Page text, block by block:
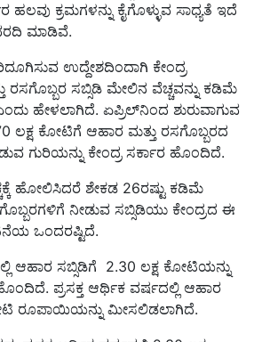
ಹಲವು ಕ್ರಮಗಳನ್ನು ಕೈಗೊಳ್ಳುವ ಸಾಧ್ಯತೆ ಇದೆ
ಮಾಡಿವೆ.
ಉದ್ದೇಶದಿಂದಾಗಿ ಕೇಂದ್ರ
ರಸಗೊಬ್ಬರ ಸಬ್ಸಿಡಿ ಮೇಲಿನ ವೆಚ್ಚವನ್ನು ಕಡಿಮೆ
ಹೇಳಲಾಗಿದೆ. ಏಪ್ರಿಲ್‌ನಿಂದ ಶುರುವಾಗುವ
ಲಕ್ಷ ಕೋಟಿಗೆ ಆಹಾರ ಮತ್ತು ರಸಗೊಬ್ಬರದ
ಗುರಿಯನ್ನು ಕೇಂದ್ರ ಸರ್ಕಾರ ಹೊಂದಿದೆ.
ಹೋಲಿಸಿದರೆ ಶೇಕಡ 26ರಷ್ಟು ಕಡಿಮೆ
ನೀಡುವ ಸಬ್ಸಿಡಿಯು ಕೇಂದ್ರದ ಈ
ಒಂದರಷ್ಟಿದೆ.
ಆಹಾರ ಸಬ್ಸಿಡಿಗೆ 2.30 ಲಕ್ಷ ಕೋಟಿಯನ್ನು
ಪ್ರಸಕ್ತ ಆರ್ಥಿಕ ವರ್ಷದಲ್ಲಿ ಆಹಾರ
ರೂಪಾಯಿಯನ್ನು ಮೀಸಲಿಡಲಾಗಿದೆ.